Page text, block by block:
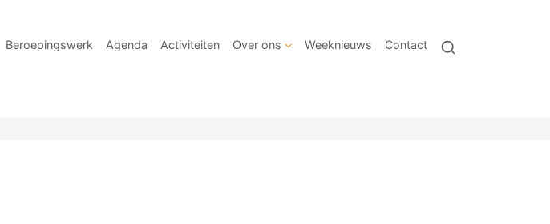
Beroepingswerk Agenda Activiteiten Over ons Weeknieuws Contact